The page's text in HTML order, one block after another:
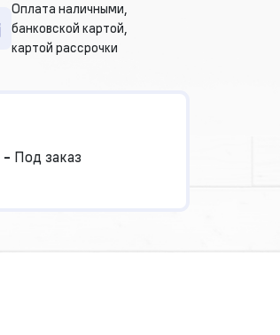
Оплата наличными,
банковской картой,
картой рассрочки
- Под заказ